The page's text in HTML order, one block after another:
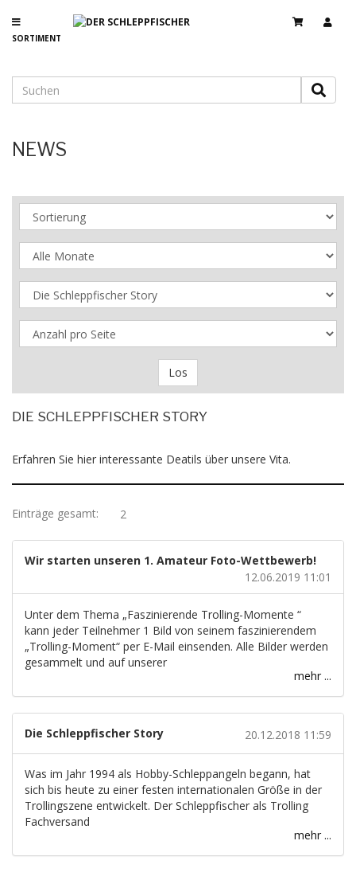
SORTIMENT
NEWS
Los
DIE SCHLEPPFISCHER STORY
Erfahren Sie hier interessante Deatils über unsere Vita.
Einträge gesamt: 2
Wir starten unseren 1. Amateur Foto-Wettbewerb!
12.06.2019 11:01
Unter dem Thema „Faszinierende Trolling-Momente “
kann jeder Teilnehmer 1 Bild von seinem faszinierendem
„Trolling-Moment“ per E-Mail einsenden. Alle Bilder werden
gesammelt und auf unserer
mehr ...
Die Schleppfischer Story 20.12.2018 11:59
Was im Jahr 1994 als Hobby-Schleppangeln begann, hat
sich bis heute zu einer festen internationalen Größe in der
Trollingszene entwickelt. Der Schleppfischer als Trolling
Fachversand
mehr ...